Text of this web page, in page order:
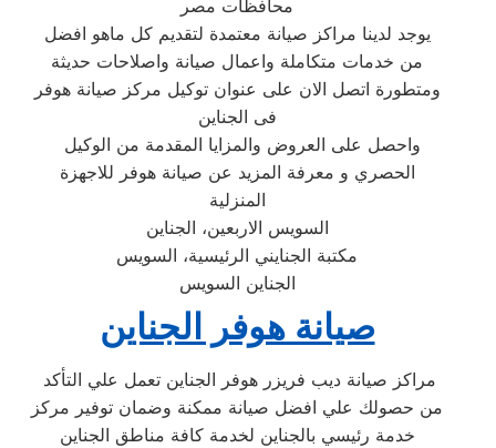
محافظات مصر
يوجد لدينا مراكز صيانة معتمدة لتقديم كل ماهو افضل
من خدمات متكاملة واعمال صيانة واصلاحات حديثة
ومتطورة اتصل الان على عنوان توكيل مركز صيانة هوفر
فى الجناين
الحصري و معرفة المزيد عن صيانة هوفر للاجهزة
المنزلية
السويس الاربعين، الجناين
مكتبة الجنايني الرئيسية، السويس
الجناين السويس
صيانة هوفر الجناين
من حصولك علي افضل صيانة ممكنة وضمان توفير مركز
خدمة رئيسي بالجناين لخدمة كافة مناطق الجناين